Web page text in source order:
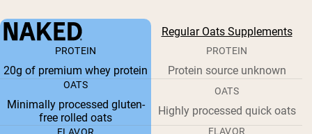
Regular Oats Supplements
PROTEIN
20g of premium whey protein
PROTEIN
Protein source unknown
OATS
Minimally processed gluten-
free rolled oats
OATS
Highly processed quick oats
FLAVOR